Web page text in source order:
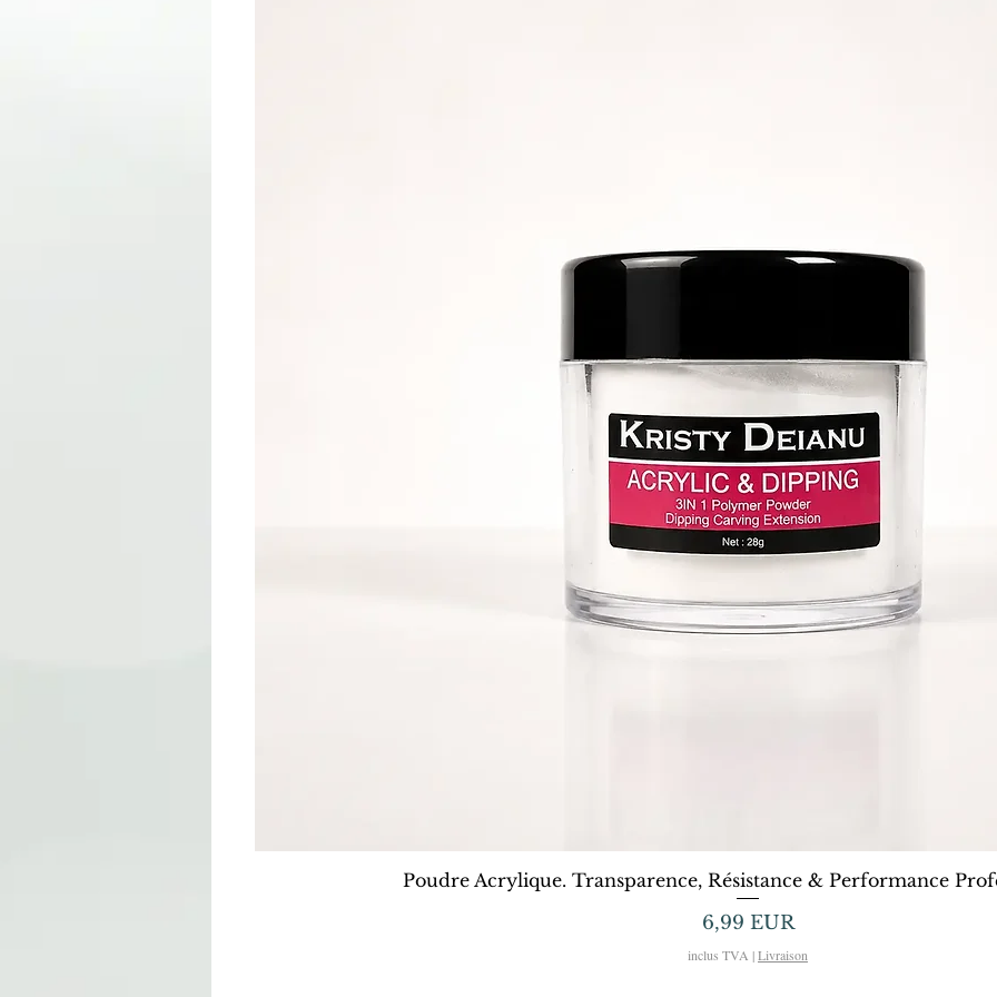
Afișare rapidă
Poudre Acrylique. Transparence, Résistance & Performance
Preț
6,99 EUR
inclus TVA |Livraison